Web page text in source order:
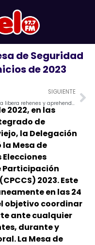
de Seguridad
de 2023
SIGUIENTE
Policía libera rehenes y aprehende a 7 ciudadanos en un hospital de Chone
2022, en las
de
la Delegación
Mesa de
Participación
2023. Este
en las 24
objetivo coordinar
ante cualquier
durante y
La Mesa de